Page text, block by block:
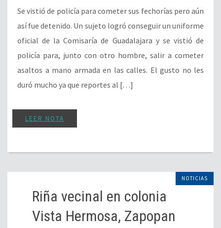
LEER NOTA
Riña vecinal en colonia
Vista Hermosa, Zapopan